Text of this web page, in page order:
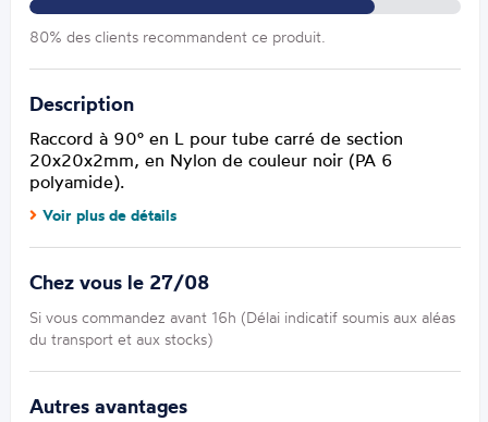
80% des clients recommandent ce produit.
Description
Raccord à 90° en L pour tube carré de section
20x20x2mm, en Nylon de couleur noir (PA 6
polyamide).
Voir plus de détails
Chez vous le 27/08
Si vous commandez avant 16h (Délai indicatif soumis aux aléas
du transport et aux stocks)
Autres avantages